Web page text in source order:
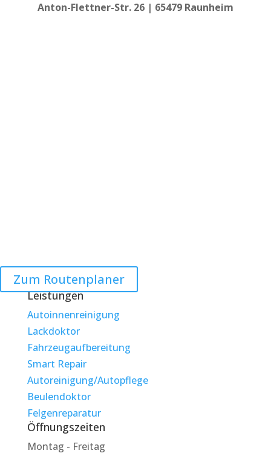
Anton-Flettner-Str. 26 | 65479 Raunheim
Zum Routenplaner
Leistungen
Autoinnenreinigung
Lackdoktor
Fahrzeugaufbereitung
Smart Repair
Autoreinigung/Autopflege
Beulendoktor
Felgenreparatur
Öffnungszeiten
Montag - Freitag